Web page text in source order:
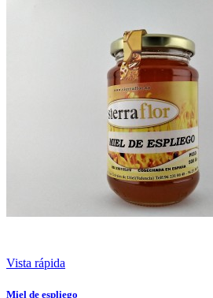
Vista rápida
Miel de espliego